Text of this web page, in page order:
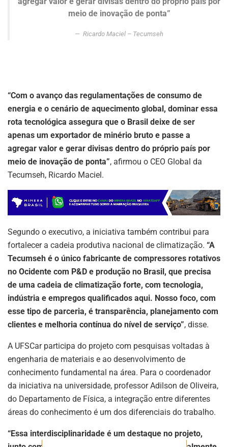
meio de inovação de ponta”
Ricardo Maciel – Tecumseh
“Com o avanço das regulamentações de consumo de
energia e o cenário de aquecimento global, dominar essa
rota tecnológica assegura que o Brasil deixe de ser
apenas um exportador de minério bruto e passe a
agregar valor e gerar divisas dentro do próprio país por
meio de inovação de ponta”, afirmou o CEO Global da
Tecumseh, Ricardo Maciel.
Segundo o executivo, a iniciativa também contribui para
fortalecer a cadeia produtiva nacional de climatização. “A
Tecumseh é o único fabricante de compressores rotativos
no Ocidente com P&D e produção no Brasil, que precisa
de uma cadeia de climatização forte, com tecnologia,
indústria e empregos qualificados aqui. Nosso foco, com
esse tipo de parceria, é transparência, planejamento com
clientes e melhoria contínua do nível de serviço”, disse.
A UFSCar participa do projeto com pesquisas voltadas à
engenharia de materiais e ao desenvolvimento de
conhecimento fundamental na área. Para o coordenador
da iniciativa na universidade, professor Adilson de Oliveira,
do Departamento de Física, a integração entre diferentes
áreas do conhecimento é um dos diferenciais do trabalho.
“Essa interdisciplinaridade é um destaque no projeto,
ASSINE NOSSA
NEWSLETTER
Fique atualizado com as últimas
ASSINAR